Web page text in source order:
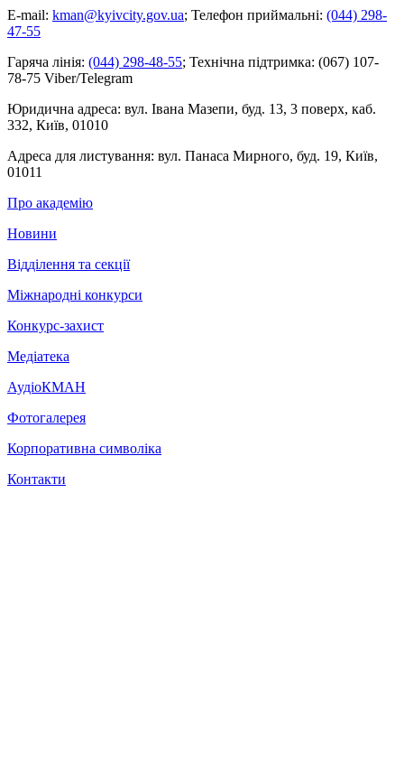
E-mail: kman@kyivcity.gov.ua; Телефон приймальні: (044) 298-
47-55
Гаряча лінія: (044) 298-48-55; Технічна підтримка: (067) 107-
78-75 Viber/Telegram
Юридична адреса: вул. Івана Мазепи, буд. 13, 3 поверх, каб.
332, Київ, 01010
Адреса для листування: вул. Панаса Мирного, буд. 19, Київ,
01011
Про академію
Новини
Відділення та секції
Міжнародні конкурси
Конкурс-захист
Медіатека
АудіоКМАН
Фотогалерея
Корпоративна символіка
Контакти